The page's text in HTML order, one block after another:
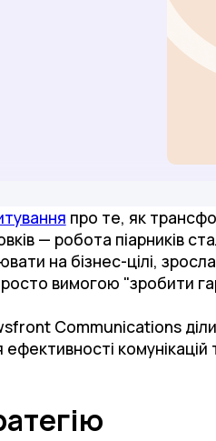
про те, як
— робота піарників
на бізнес-цілі,
вимогою "зробити
Communications
комунікацій